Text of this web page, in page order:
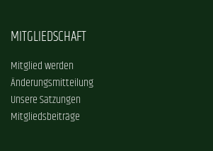
MITGLIEDSCHAFT
Mitglied werden
Änderungsmitteilung
Unsere Satzungen
Mitgliedsbeiträge